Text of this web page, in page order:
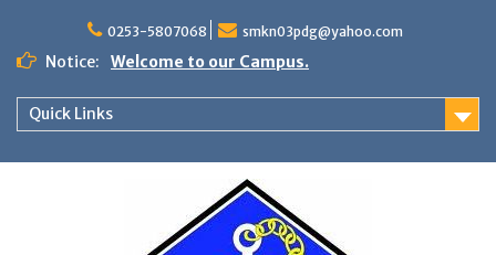
content
0253-5807068 smkn03pdg@yahoo.com
Notice: Welcome to our Campus.
Quick Links